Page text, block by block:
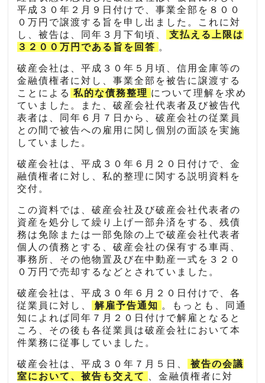
平成３０年２月９日付けで、事業全部を８００
０万円で譲渡する旨を申し出ました。これに対
し、被告は、同年３月下旬頃、
支払える上限は
３２００万円である旨を回答 。
破産会社は、平成３０年５月頃、信用金庫等の
金融債権者に対し、事業全部を被告に譲渡する
ことによる 私的な債務整理 について理解を求め
ていました。また、破産会社代表者及び被告代
表者は、同年６月７日から、破産会社の従業員
との間で被告への雇用に関し個別の面談を実施
していました。
破産会社は、平成３０年６月２０日付けで、金
融債権者に対し、私的整理に関する説明資料を
交付。
この資料では、破産会社及び破産会社代表者の
資産を処分して繰り上げ一部弁済をする、残債
務は免除または一部免除の上で破産会社代表者
個人の債務とする、破産会社の保有する車両、
事務所、その他物置及び在中動産一式を３２０
０万円で売却するなどとされていました。
破産会社は、平成３０年６月２０日付けで、各
従業員に対し、
解雇予告通知 。もっとも、同通
知によれば同年７月２０日付けで解雇となると
ころ、その後も各従業員は破産会社において本
件業務に従事していました。
破産会社は、平成３０年７月５日、
被告の会議
室において、被告も交えて
、金融債権者に対